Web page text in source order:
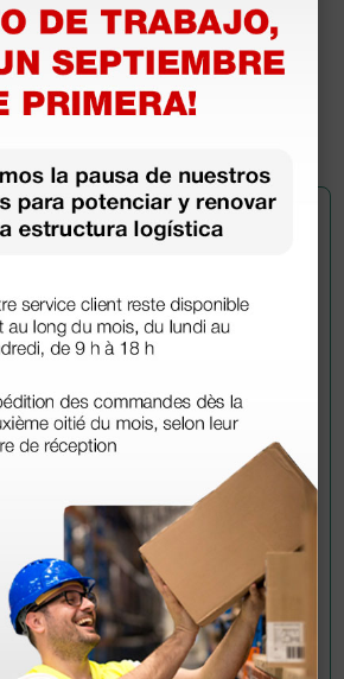
duda? ¿Necesitas más
tu pregunta a los colegas que ya
producto.